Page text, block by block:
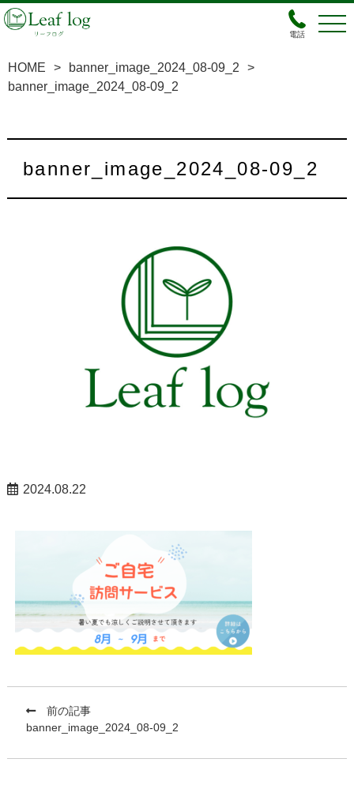
電話
HOME > banner_image_2024_08-09_2
>
banner_image_2024_08-09_2
banner_image_2024_08-09_2
2024.08.22
前の記事
banner_image_2024_08-09_2